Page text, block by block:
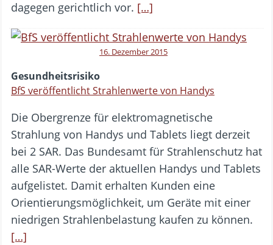
dagegen gerichtlich vor. […]
16. Dezember 2015
Gesundheitsrisiko
BfS veröffentlicht Strahlenwerte von Handys
Die Obergrenze für elektromagnetische
Strahlung von Handys und Tablets liegt derzeit
bei 2 SAR. Das Bundesamt für Strahlenschutz hat
alle SAR-Werte der aktuellen Handys und Tablets
aufgelistet. Damit erhalten Kunden eine
Orientierungsmöglichkeit, um Geräte mit einer
niedrigen Strahlenbelastung kaufen zu können.
[…]